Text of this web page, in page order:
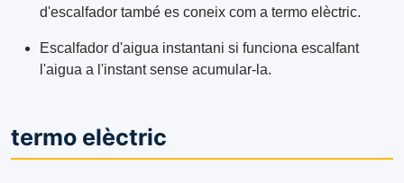
d'escalfador també es coneix com a termo elèctric.
Escalfador d'aigua instantani si funciona escalfant
l'aigua a l'instant sense acumular-la.
termo elèctric